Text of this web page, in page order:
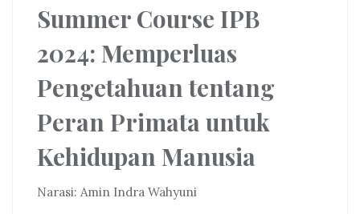
Summer Course IPB
2024: Memperluas
Pengetahuan tentang
Peran Primata untuk
Kehidupan Manusia
Narasi: Amin Indra Wahyuni